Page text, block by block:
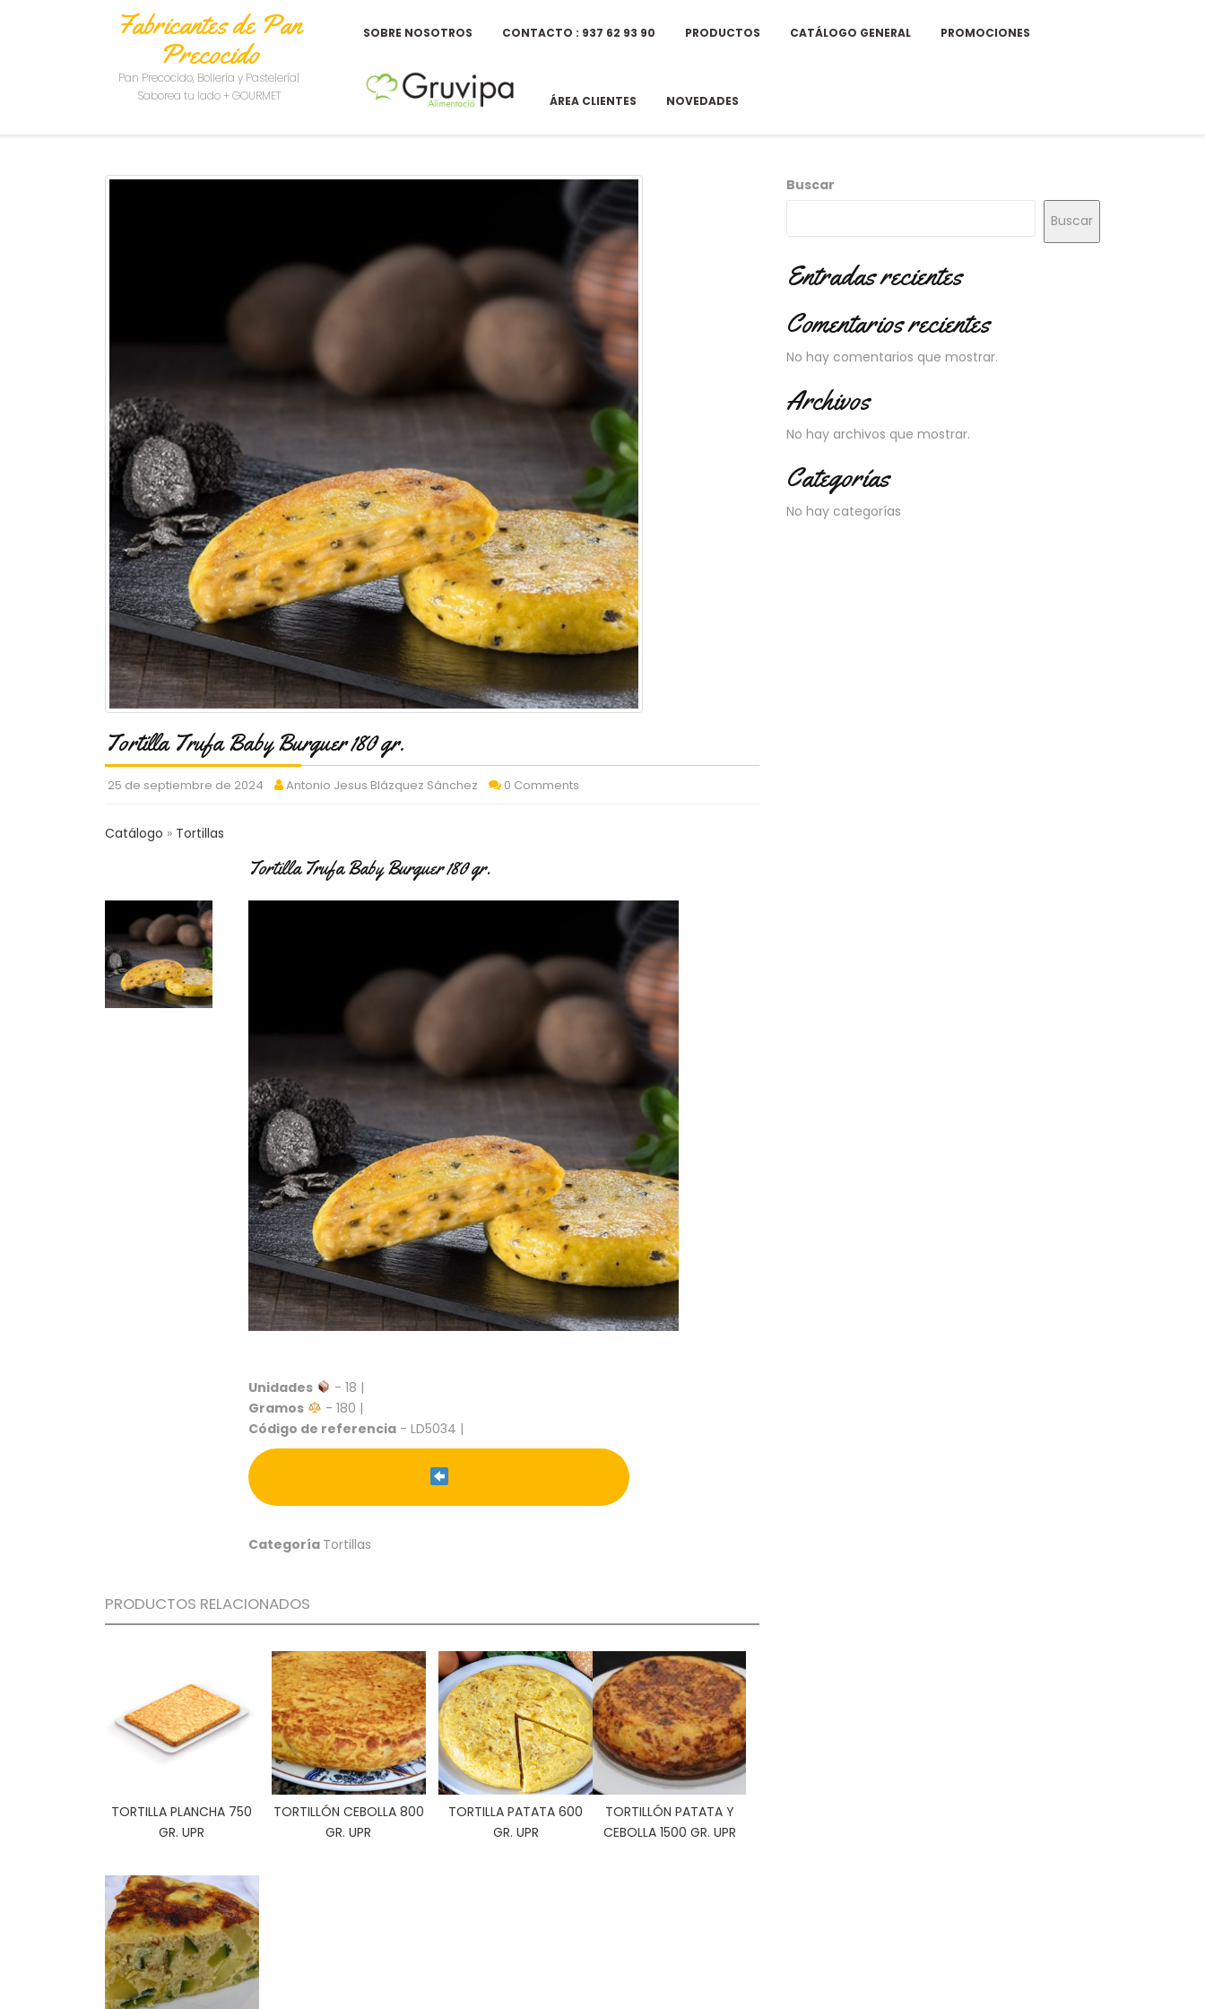
Fabricantes de Pan
Precocido
Pan Precocido, Bollería y Pastelería|
Saborea tu lado + GOURMET
SOBRE NOSOTROS CONTACTO : 937 62 93 90 PRODUCTOS CATÁLOGO GENERAL PROMOCIONES
ÁREA CLIENTES NOVEDADES
Tortilla Trufa Baby Burguer 180 gr.
25 de septiembre de 2024 Antonio Jesus Blázquez Sánchez 0 Comments
Catálogo Tortillas
Tortilla Trufa Baby Burguer 180 gr.
Unidades
- 18 |
Gramos
- 180 |
Código de referencia - LD5034 |
Categoría Tortillas
PRODUCTOS RELACIONADOS
TORTILLA PLANCHA 750
GR. UPR
TORTILLÓN CEBOLLA 800
GR. UPR
TORTILLA PATATA 600
GR. UPR
TORTILLÓN PATATA Y
CEBOLLA 1500 GR. UPR
Buscar
Buscar
Entradas recientes
Comentarios recientes
No hay comentarios que mostrar.
Archivos
No hay archivos que mostrar.
Categorías
No hay categorías